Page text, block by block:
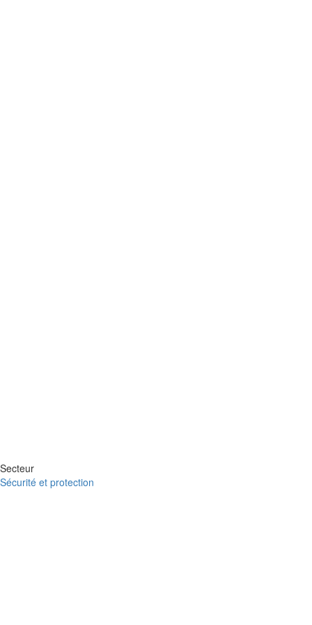
Secteur
Sécurité et protection